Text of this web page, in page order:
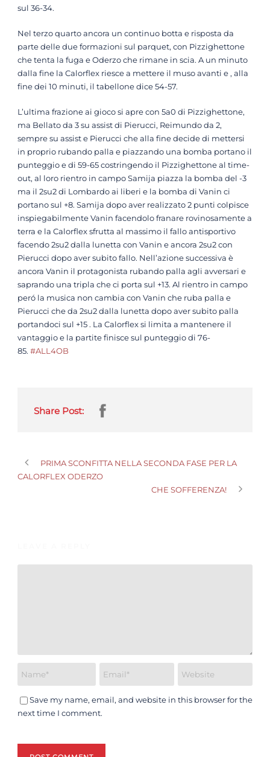
sul 36-34.
Nel terzo quarto ancora un continuo botta e risposta da
parte delle due formazioni sul parquet, con Pizzighettone
che tenta la fuga e Oderzo che rimane in scia. A un minuto
dalla fine la Calorflex riesce a mettere il muso avanti e , alla
fine dei 10 minuti, il tabellone dice 54-57.
L’ultima frazione ai gioco si apre con 5a0 di Pizzighettone,
ma Bellato da 3 su assist di Pierucci, Reimundo da 2,
sempre su assist e Pierucci che alla fine decide di mettersi
in proprio rubando palla e piazzando una bomba portano il
punteggio e di 59-65 costringendo il Pizzighettone al time-
out, al loro rientro in campo Samija piazza la bomba del -3
ma il 2su2 di Lombardo ai liberi e la bomba di Vanin ci
portano sul +8. Samija dopo aver realizzato 2 punti colpisce
inspiegabilmente Vanin facendolo franare rovinosamente a
terra e la Calorflex sfrutta al massimo il fallo antisportivo
facendo 2su2 dalla lunetta con Vanin e ancora 2su2 con
Pierucci dopo aver subito fallo. Nell’azione successiva è
ancora Vanin il protagonista rubando palla agli avversari e
saprando una tripla che ci porta sul +13. Al rientro in campo
peró la musica non cambia con Vanin che ruba palla e
Pierucci che da 2su2 dalla lunetta dopo aver subito palla
portandoci sul +15 . La Calorflex si limita a mantenere il
vantaggio e la partite finisce sul punteggio di 76-
85. #ALL4OB
Share Post:
PRIMA SCONFITTA NELLA SECONDA FASE PER LA
CALORFLEX ODERZO
CHE SOFFERENZA!
Save my name, email, and website in this browser for the
next time I comment.